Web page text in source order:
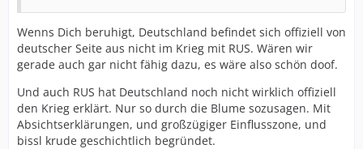
Wenns Dich beruhigt, Deutschland befindet sich offiziell von
deutscher Seite aus nicht im Krieg mit RUS. Wären wir
gerade auch gar nicht fähig dazu, es wäre also schön doof.
Und auch RUS hat Deutschland noch nicht wirklich offiziell
den Krieg erklärt. Nur so durch die Blume sozusagen. Mit
Absichtserklärungen, und großzügiger Einflusszone, und
bissl krude geschichtlich begründet.